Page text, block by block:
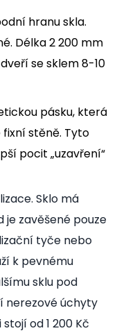
hranu skla.
Délka 2 200 mm
se sklem 8-10
pásku, která
stěně. Tyto
pocit „uzavření“
Sklo má
zavěšené pouze
tyče nebo
k pevnému
sklu pod
nerezové úchyty
od 1 200 Kč